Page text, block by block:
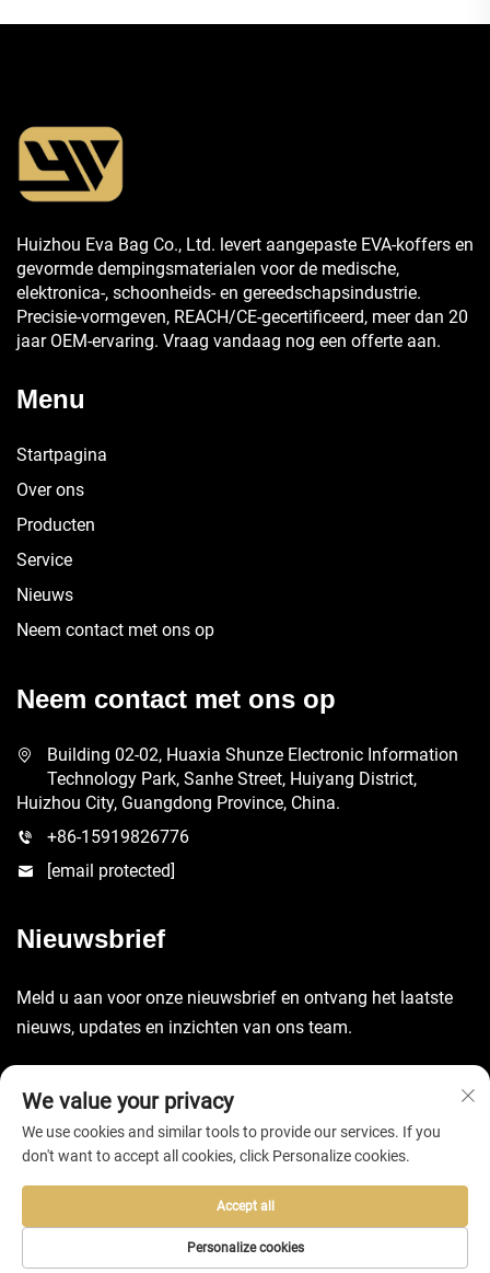
Huizhou Eva Bag Co., Ltd. levert aangepaste EVA-koffers en
gevormde dempingsmaterialen voor de medische,
elektronica-, schoonheids- en gereedschapsindustrie.
Precisie-vormgeven, REACH/CE-gecertificeerd, meer dan 20
jaar OEM-ervaring. Vraag vandaag nog een offerte aan.
Menu
Startpagina
Over ons
Producten
Service
Nieuws
Neem contact met ons op
Neem contact met ons op
Building 02-02, Huaxia Shunze Electronic Information
Technology Park, Sanhe Street, Huiyang District,
Huizhou City, Guangdong Province, China.
+86-15919826776
[email protected]
Nieuwsbrief
Meld u aan voor onze nieuwsbrief en ontvang het laatste
nieuws, updates en inzichten van ons team.
Copyright © 2025 door Huizhou EVA Bag Co., Ltd. -
We value your privacy
We use cookies and similar tools to provide our services. If you
don't want to accept all cookies, click Personalize cookies.
Personalize cookies
Accept all